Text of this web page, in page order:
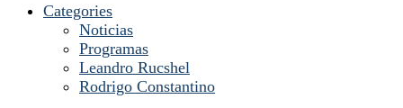
Categories
Noticias
Programas
Leandro Rucshel
Rodrigo Constantino